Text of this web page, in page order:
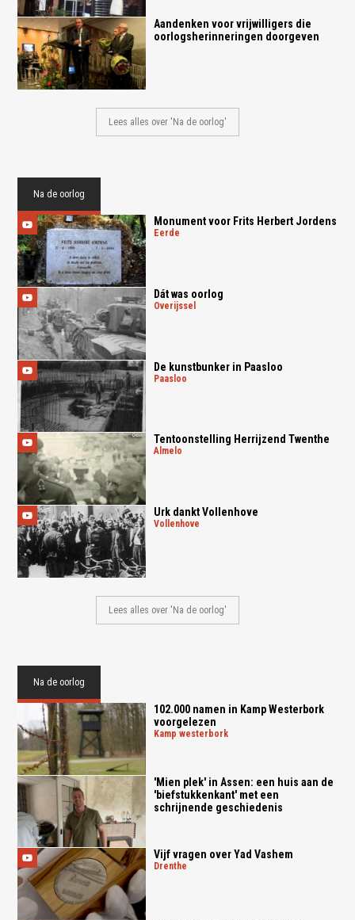
Aandenken voor vrijwilligers die
oorlogsherinneringen doorgeven
Lees alles over 'Na de oorlog'
Na de oorlog
Monument voor Frits Herbert Jordens
eerde
Dát was oorlog
overijssel
De kunstbunker in Paasloo
paasloo
Tentoonstelling Herrijzend Twenthe
almelo
Urk dankt Vollenhove
vollenhove
Lees alles over 'Na de oorlog'
Na de oorlog
102.000 namen in Kamp Westerbork
voorgelezen
kamp westerbork
'Mien plek' in Assen: een huis aan de
'biefstukkenkant' met een
schrijnende geschiedenis
Vijf vragen over Yad Vashem
drenthe